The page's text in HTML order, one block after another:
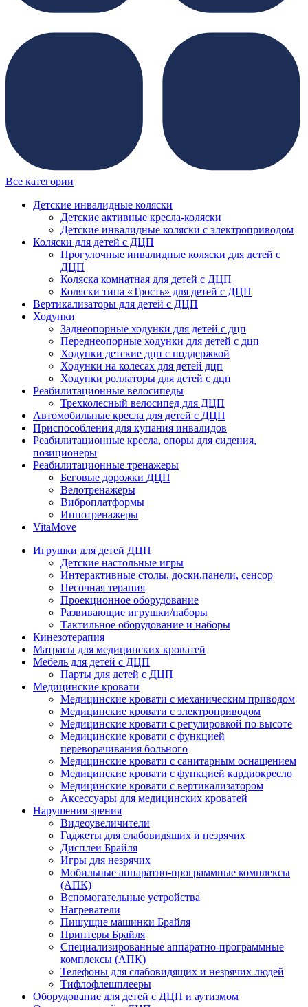
Все категории
Детские инвалидные коляски
Детские активные кресла-коляски
Детские инвалидные коляски с электроприводом
Коляски для детей с ДЦП
Прогулочные инвалидные коляски для детей с
ДЦП
Коляска комнатная для детей с ДЦП
Коляски типа «Трость» для детей с ДЦП
Вертикализаторы для детей с ДЦП
Ходунки
Заднеопорные ходунки для детей с дцп
Переднеопорные ходунки для детей с дцп
Ходунки детские дцп с поддержкой
Ходунки на колесах для детей дцп
Ходунки роллаторы для детей с дцп
Реабилитационные велосипеды
Трехколесный велосипед для ДЦП
Автомобильные кресла для детей с ДЦП
Приспособления для купания инвалидов
Реабилитационные кресла, опоры для сидения,
позиционеры
Реабилитационные тренажеры
Беговые дорожки ДЦП
Велотренажеры
Виброплатформы
Иппотренажеры
VitaMove
Игрушки для детей ДЦП
Детские настольные игры
Интерактивные столы, доски,панели, сенсор
Песочная терапия
Проекционное оборудование
Развивающие игрушки/наборы
Тактильное оборудование и наборы
Кинезотерапия
Матрасы для медицинских кроватей
Мебель для детей с ДЦП
Парты для детей с ДЦП
Медицинские кровати
Медицинские кровати с механическим приводом
Медицинские кровати с электроприводом
Медицинские кровати с регулировкой по высоте
Медицинские кровати с функцией
переворачивания больного
Медицинские кровати с санитарным оснащением
Медицинские кровати с функцией кардиокресло
Медицинские кровати с вертикализатором
Аксессуары для медицинских кроватей
Нарушения зрения
Видеоувеличители
Гаджеты для слабовидящих и незрячих
Дисплеи Брайля
Игры для незрячих
Мобильные аппаратно-программные комплексы
(АПК)
Вспомогательные устройства
Нагреватели
Пишущие машинки Брайля
Принтеры Брайля
Специализированные аппаратно-программные
комплексы (АПК)
Телефоны для слабовидящих и незрячих людей
Тифлофлешплееры
Оборудование для детей с ДЦП и аутизмом